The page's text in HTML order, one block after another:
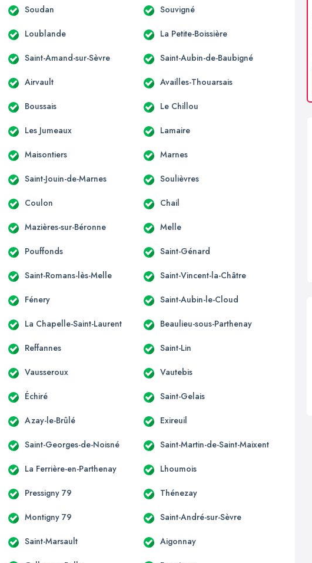
Soudan Souvigné
Loublande La Petite-Boissière
Saint-Amand-sur-Sèvre Saint-Aubin-de-Baubigné
Airvault Availles-Thouarsais
Boussais Le Chillou
Les Jumeaux Lamaire
Maisontiers Marnes
Saint-Jouin-de-Marnes Soulièvres
Coulon Chail
Mazières-sur-Béronne Melle
Pouffonds Saint-Génard
Saint-Romans-lès-Melle Saint-Vincent-la-Châtre
Fénery Saint-Aubin-le-Cloud
La Chapelle-Saint-Laurent Beaulieu-sous-Parthenay
Reffannes Saint-Lin
Vausseroux Vautebis
Échiré Saint-Gelais
Azay-le-Brûlé Exireuil
Saint-Georges-de-Noisné Saint-Martin-de-Saint-Maixent
La Ferrière-en-Parthenay Lhoumois
Pressigny 79 Thénezay
Montigny 79 Saint-André-sur-Sèvre
Saint-Marsault Aigonnay